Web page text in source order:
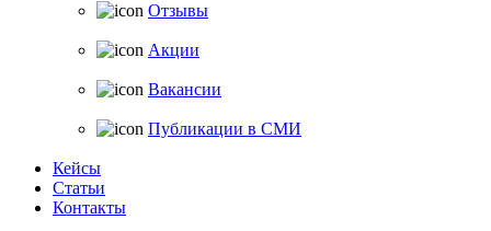
Отзывы
Акции
Вакансии
Публикации в СМИ
Кейсы
Статьи
Контакты